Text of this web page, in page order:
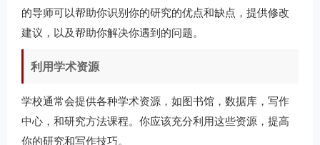
的导师可以帮助你识别你的研究的优点和缺点，提供修改
建议，以及帮助你解决你遇到的问题。
利用学术资源
学校通常会提供各种学术资源，如图书馆，数据库，写作
中心，和研究方法课程。你应该充分利用这些资源，提高
你的研究和写作技巧。